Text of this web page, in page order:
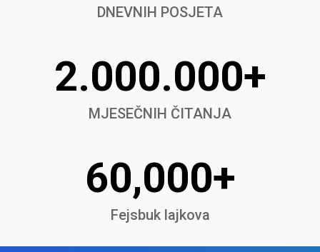
DNEVNIH POSJETA
2.000.000+
MJESEČNIH ČITANJA
60,000+
Fejsbuk lajkova